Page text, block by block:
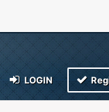
LOGIN